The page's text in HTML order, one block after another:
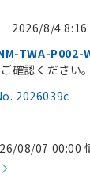
2026/8/4 8:16
2026039c
TWA-P002-
確認ください。
08/07 00:00